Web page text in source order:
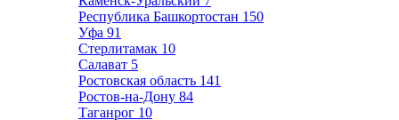
Республика Башкортостан 150
Уфа 91
Стерлитамак 10
Салават 5
Ростовская область 141
Ростов-на-Дону 84
Таганрог 10